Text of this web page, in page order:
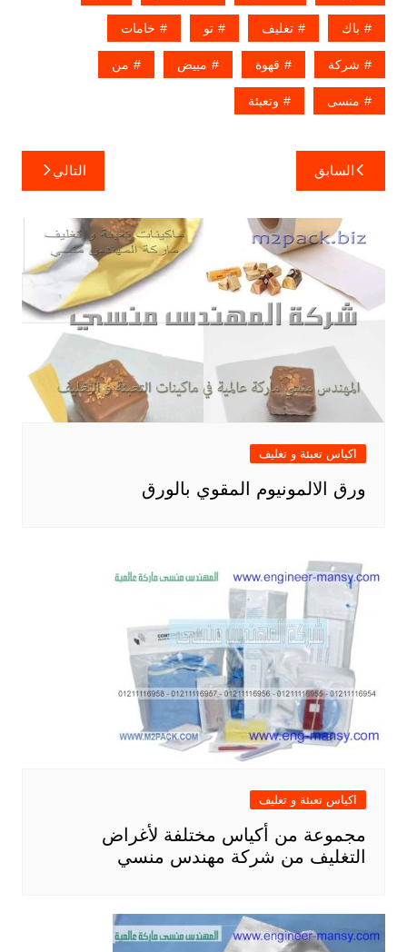
باك تغليف تو خامات
شركة قهوة مبيض من
منسى وتعبئة
تصفّح
المقالات
السابق التالي
اكياس تعبئة و تغليف
ورق الالمونيوم المقوي بالورق
اكياس تعبئة و تغليف
مجموعة من أكياس مختلفة لأغراض
التغليف من شركة مهندس منسي